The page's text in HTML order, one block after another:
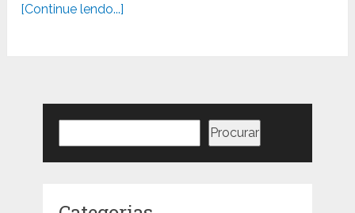
[Continue lendo...]
Procurar